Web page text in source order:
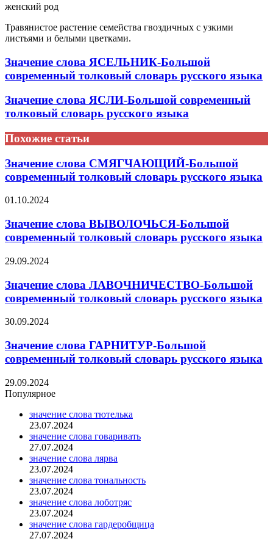
женский род
Травянистое растение семейства гвоздичных с узкими
листьями и белыми цветками.
Значение слова ЯСЕЛЬНИК-Большой
современный толковый словарь русского языка
Значение слова ЯСЛИ-Большой современный
толковый словарь русского языка
Похожие статьи
Значение слова СМЯГЧАЮЩИЙ-Большой
современный толковый словарь русского языка
01.10.2024
Значение слова ВЫВОЛОЧЬСЯ-Большой
современный толковый словарь русского языка
29.09.2024
Значение слова ЛАВОЧНИЧЕСТВО-Большой
современный толковый словарь русского языка
30.09.2024
Значение слова ГАРНИТУР-Большой
современный толковый словарь русского языка
29.09.2024
Популярное
значение слова тютелька
23.07.2024
значение слова говаривать
27.07.2024
значение слова лярва
23.07.2024
значение слова тональность
23.07.2024
значение слова лоботряс
23.07.2024
значение слова гардеробщица
27.07.2024